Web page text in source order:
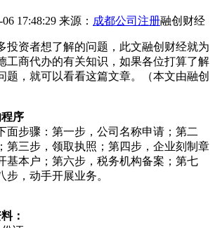
17:48:29 来源： 成都公司注册融创财经
投资者想了解的问题，此文融创财经就为
工商代办的有关知识，如果各位打算了解
题，就可以看看这篇文章。（本文由融创
序
面步骤：第一步，公司名称申请；第二
第三步，领取执照；第四步，企业刻制章
基本户；第六步，税务机构备案；第七
，动手开展业务。
：